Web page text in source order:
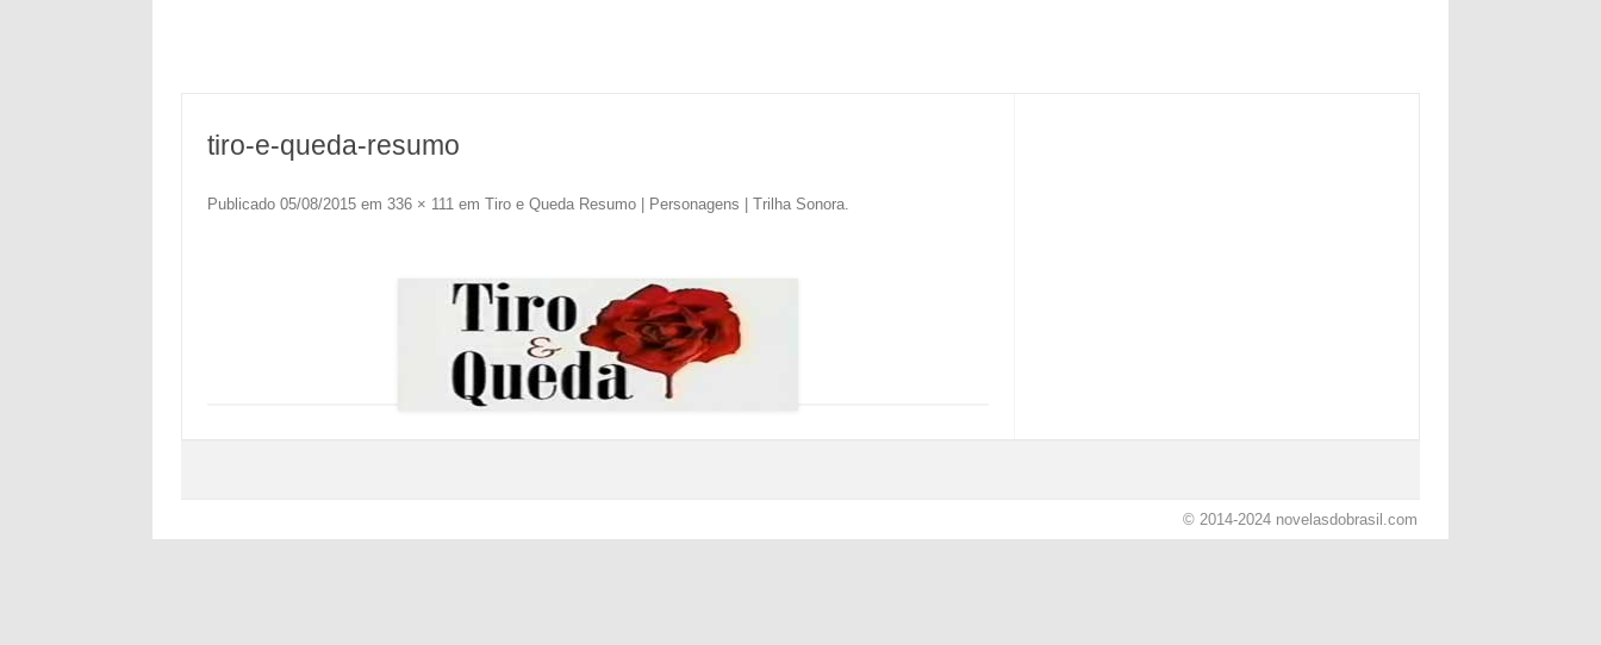
tiro-e-queda-resumo
Publicado 05/08/2015em 336 × 111em Tiro e Queda Resumo | Personagens | Trilha Sonora.
© 2014-2024 novelasdobrasil.com